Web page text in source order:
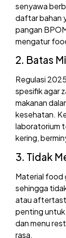
senyawa
daftar bahan
pangan
mengatur
2. Batas
Regulasi
spesifik agar
makanan
kesehatan.
laboratorium
kering,
3. Tidak
Material food
sehingga
atau
penting
dan menu
rasa.